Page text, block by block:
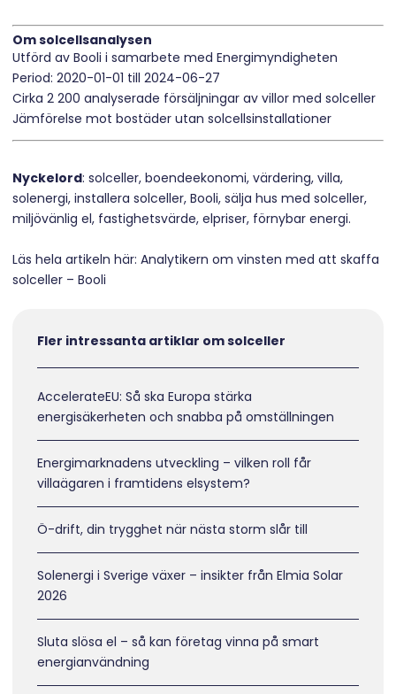
Om solcellsanalysen
Utförd av Booli i samarbete med Energimyndigheten
Period: 2020-01-01 till 2024-06-27
Cirka 2 200 analyserade försäljningar av villor med solceller
Jämförelse mot bostäder utan solcellsinstallationer
Nyckelord: solceller, boendeekonomi, värdering, villa,
solenergi, installera solceller, Booli, sälja hus med solceller,
miljövänlig el, fastighetsvärde, elpriser, förnybar energi.
Läs hela artikeln här: Analytikern om vinsten med att skaffa
solceller – Booli
Fler intressanta artiklar om solceller
AccelerateEU: Så ska Europa stärka
energisäkerheten och snabba på omställningen
Energimarknadens utveckling – vilken roll får
villaägaren i framtidens elsystem?
Ö-drift, din trygghet när nästa storm slår till
Solenergi i Sverige växer – insikter från Elmia Solar
2026
Sluta slösa el – så kan företag vinna på smart
energianvändning